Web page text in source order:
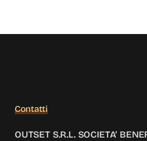
Contatti
OUTSET S.R.L. SOCIETA’